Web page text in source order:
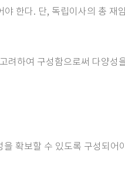
한다. 단, 독립이사의 총 재
려하여 구성함으로써 다양성
확보할 수 있도록 구성되어